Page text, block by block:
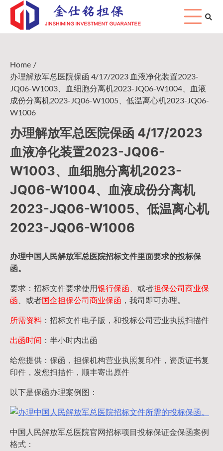
Skip
content
Home
办理解放军总医院保函 4/17/2023 血液净化装置2023-
JQ06-W1003、血细胞分离机2023-JQ06-W1004、血液
成份分离机2023-JQ06-W1005、低温离心机2023-JQ06-
W1006
办理解放军总医院保函 4/17/2023
血液净化装置2023-JQ06-
W1003、血细胞分离机2023-
JQ06-W1004、血液成份分离机
2023-JQ06-W1005、低温离心机
2023-JQ06-W1006
办理中国人民解放军总医院招标文件里面要求的投标保
函。
要求：招标文件要求使用银行保函、 或者担保公司商业保
函 、或者国企担保公司商业保函 ，我司即可办理。
所需资料 ：招标文件电子版，和投标公司营业执照扫描件
出函时间 ：半小时内出函
给您提供：保函，担保机构营业执照复印件，资质证书复
印件，发您扫描件，顺丰寄出原件
以下是保函办理案例图：
中国人民解放军总医院官网招标项目投标保证金保函案例
格式：